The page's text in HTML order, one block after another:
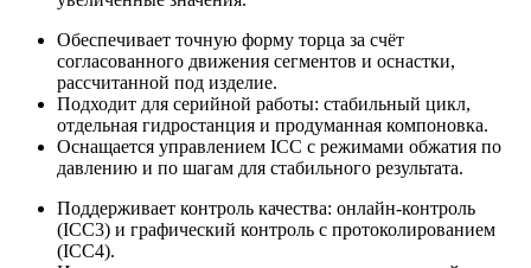
Обеспечивает точную форму торца за счёт
согласованного движения сегментов и оснастки,
рассчитанной под изделие.
Подходит для серийной работы: стабильный цикл,
отдельная гидростанция и продуманная компоновка.
Оснащается управлением ICC с режимами обжатия по
давлению и по шагам для стабильного результата.
Поддерживает контроль качества: онлайн-контроль
(ICC3) и графический контроль с протоколированием
(ICC4).